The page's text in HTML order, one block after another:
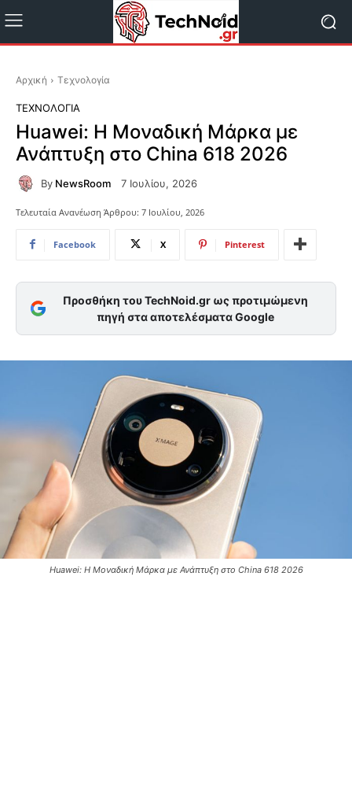
Αρχική Τεχνολογία
ΤΕΧΝΟΛΟΓΊΑ
Huawei: Η Μοναδική Μάρκα με
Ανάπτυξη στο China 618 2026
By NewsRoom 7 Ιουλίου, 2026
Τελευταία Ανανέωση Άρθρου: 7 Ιουλίου, 2026
Facebook X Pinterest
Προσθήκη του TechNoid.gr ως προτιμώμενη
πηγή στα αποτελέσματα Google
Huawei: Η Μοναδική Μάρκα με Ανάπτυξη στο China 618 2026